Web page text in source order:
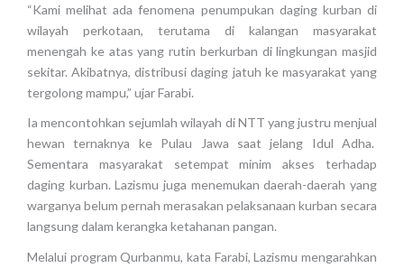
“Kami melihat ada fenomena penumpukan daging kurban di
wilayah perkotaan, terutama di kalangan masyarakat
menengah ke atas yang rutin berkurban di lingkungan masjid
sekitar. Akibatnya, distribusi daging jatuh ke masyarakat yang
tergolong mampu,” ujar Farabi.
Ia mencontohkan sejumlah wilayah di NTT yang justru menjual
hewan ternaknya ke Pulau Jawa saat jelang Idul Adha.
Sementara masyarakat setempat minim akses terhadap
daging kurban. Lazismu juga menemukan daerah-daerah yang
warganya belum pernah merasakan pelaksanaan kurban secara
langsung dalam kerangka ketahanan pangan.
Melalui program Qurbanmu, kata Farabi, Lazismu mengarahkan